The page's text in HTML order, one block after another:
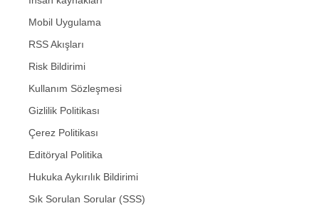
Mobil Uygulama
RSS Akışları
Risk Bildirimi
Kullanım Sözleşmesi
Gizlilik Politikası
Çerez Politikası
Editöryal Politika
Hukuka Aykırılık Bildirimi
Sık Sorulan Sorular (SSS)